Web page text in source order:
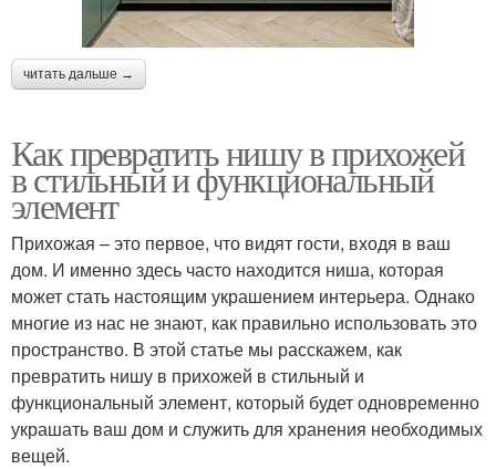
читать дальше →
Как превратить нишу в прихожей
в стильный и функциональный
элемент
Прихожая – это первое, что видят гости, входя в ваш
дом. И именно здесь часто находится ниша, которая
может стать настоящим украшением интерьера. Однако
многие из нас не знают, как правильно использовать это
пространство. В этой статье мы расскажем, как
превратить нишу в прихожей в стильный и
функциональный элемент, который будет одновременно
украшать ваш дом и служить для хранения необходимых
вещей.